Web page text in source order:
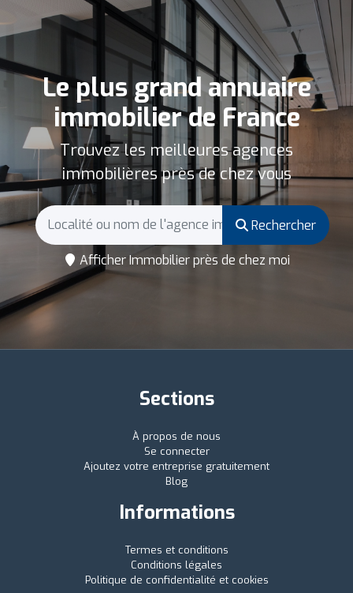
Le plus grand annuaire
immobilier de France
Trouvez les meilleures agences
immobilières près de chez vous
Rechercher
Afficher Immobilier près de chez moi
Sections
À propos de nous
Se connecter
Ajoutez votre entreprise gratuitement
Blog
Informations
Termes et conditions
Conditions légales
Politique de confidentialité et cookies